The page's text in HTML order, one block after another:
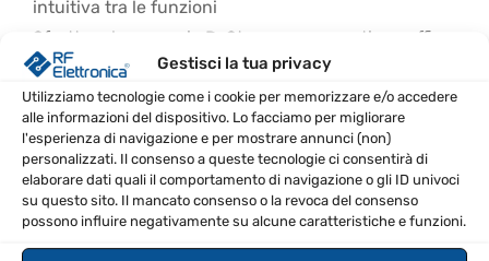
Gestisci la tua privacy
Utilizziamo tecnologie come i cookie per memorizzare e/o accedere
alle informazioni del dispositivo. Lo facciamo per migliorare
l'esperienza di navigazione e per mostrare annunci (non)
personalizzati. Il consenso a queste tecnologie ci consentirà di
elaborare dati quali il comportamento di navigazione o gli ID univoci
su questo sito. Il mancato consenso o la revoca del consenso
possono influire negativamente su alcune caratteristiche e funzioni.
intuitiva tra le funzioni
Sfruttare le memorie D-Star per una gestione efficace
delle comunicazioni
Monitorare la ricezione in modalità satellite con
impostazioni Doppler per un'esperienza ottimale
Aggiornare il software per implementare nuove
funzionalità
SPECIFICHE TECNICHE